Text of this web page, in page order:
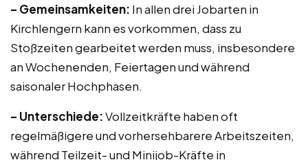
– Gemeinsamkeiten: In allen drei Jobarten in
Kirchlengern kann es vorkommen, dass zu
Stoßzeiten gearbeitet werden muss, insbesondere
an Wochenenden, Feiertagen und während
saisonaler Hochphasen.
– Unterschiede:Vollzeitkräfte haben oft
regelmäßigere und vorhersehbarere Arbeitszeiten,
während Teilzeit- und Minijob-Kräfte in